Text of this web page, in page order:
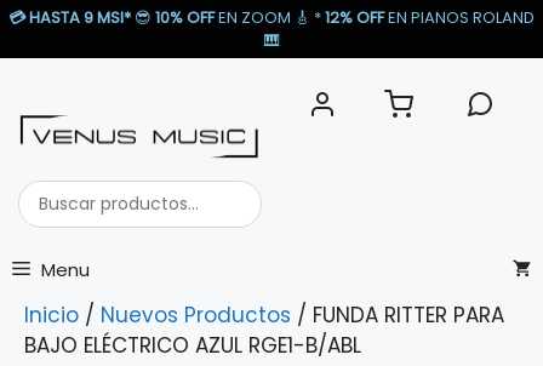
Saltar
💳HASTA 9 MSI* 😎 10% OFFEN ZOOM 🎸​ *12% OFFEN PIANOS ROLAND
🎹​
Buscar
productos...
Menu
Inicio / Nuevos Productos / FUNDA RITTER PARA
BAJO ELÉCTRICO AZUL RGE1-B/ABL